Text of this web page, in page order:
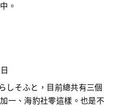
。
しそふと，目前總共有三個
一、海豹社零這樣。也是不